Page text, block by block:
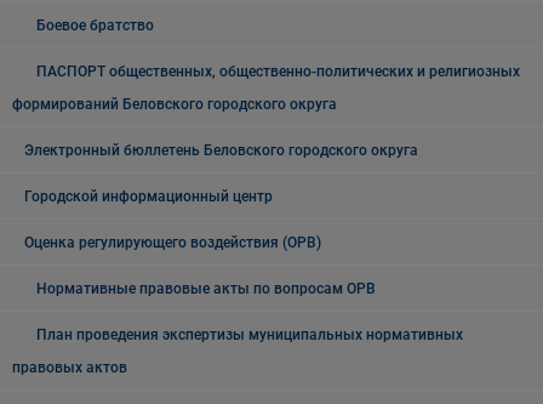
Боевое братство
ПАСПОРТ общественных, общественно-политических и религиозных
формирований Беловского городского округа
Электронный бюллетень Беловского городского округа
Городской информационный центр
Оценка регулирующего воздействия (ОРВ)
Нормативные правовые акты по вопросам ОРВ
План проведения экспертизы муниципальных нормативных
правовых актов